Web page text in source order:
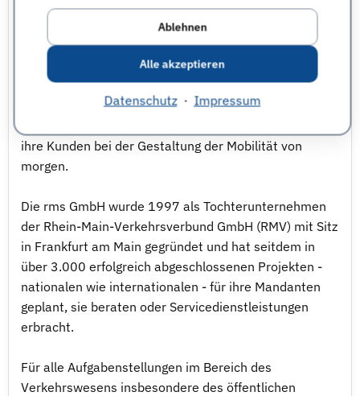
Ablehnen
Alle akzeptieren
Datenschutz· Impressum
Wirtschaftsinformatik, Wirtschaftswissenschaften,
Betriebswirtschaft, Volkswirtschaft,
Verkehrsingenieurwesen, Geoinformatik - weitere
Infos - Planung, Beratung, Service: Mit diesen
Leistungen unterstützt die Rhein-Main-
Verkehrsverbund Servicegesellschaft mbH / rms
ihre Kunden bei der Gestaltung der Mobilität von
morgen.
Die rms GmbH wurde 1997 als Tochterunternehmen
der Rhein-Main-Verkehrsverbund GmbH (RMV) mit Sitz
in Frankfurt am Main gegründet und hat seitdem in
über 3.000 erfolgreich abgeschlossenen Projekten -
nationalen wie internationalen - für ihre Mandanten
geplant, sie beraten oder Servicedienstleistungen
erbracht.
Für alle Aufgabenstellungen im Bereich des
Verkehrswesens insbesondere des öffentlichen